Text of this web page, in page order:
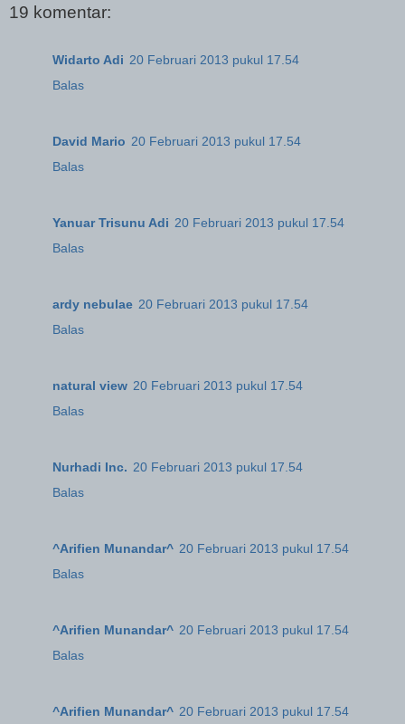
19 komentar:
Widarto Adi 20 Februari 2013 pukul 17.54
Balas
David Mario 20 Februari 2013 pukul 17.54
Balas
Yanuar Trisunu Adi 20 Februari 2013 pukul 17.54
Balas
ardy nebulae 20 Februari 2013 pukul 17.54
Balas
natural view 20 Februari 2013 pukul 17.54
Balas
Nurhadi Inc. 20 Februari 2013 pukul 17.54
Balas
^Arifien Munandar^ 20 Februari 2013 pukul 17.54
Balas
^Arifien Munandar^ 20 Februari 2013 pukul 17.54
Balas
^Arifien Munandar^ 20 Februari 2013 pukul 17.54